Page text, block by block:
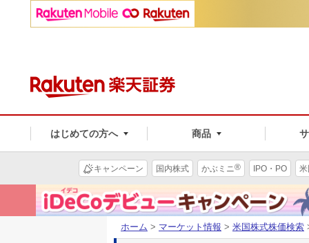
はじめての方へ 商品
キャンペーン 国内株式 かぶミニ® IPO・PO
ホーム > マーケット情報 > 米国株式株価検索